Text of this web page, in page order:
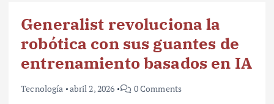
Generalist revoluciona la
robótica con sus guantes de
entrenamiento basados en IA
Tecnología abril 2, 2026 0 Comments